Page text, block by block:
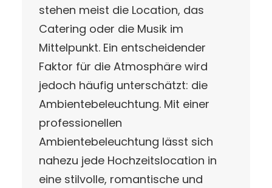
stehen meist die Location, das
Catering oder die Musik im
Mittelpunkt. Ein entscheidender
Faktor für die Atmosphäre wird
jedoch häufig unterschätzt: die
Ambientebeleuchtung. Mit einer
professionellen
Ambientebeleuchtung lässt sich
nahezu jede Hochzeitslocation in
eine stilvolle, romantische und